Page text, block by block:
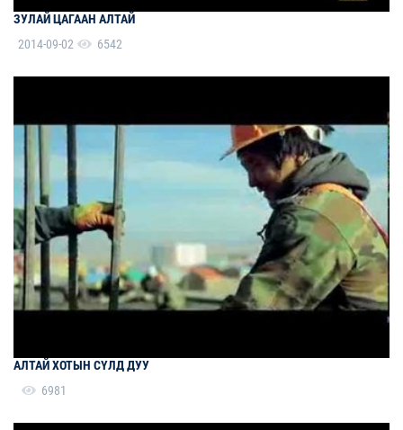
ЗУЛАЙ ЦАГААН АЛТАЙ
2014-09-02
6542
АЛТАЙ ХОТЫН СҮЛД ДУУ
6981